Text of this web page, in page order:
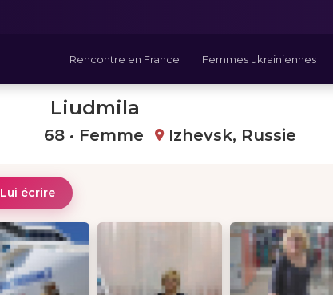
Rencontre en France Femmes ukrainiennes
Liudmila
68 • Femme Izhevsk, Russie
Lui écrire